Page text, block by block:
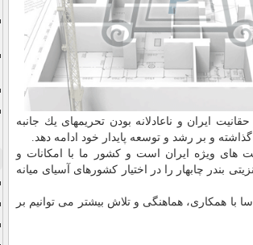
ایران و ناعادلانه بودن تحریمهای یك جانبه
و بر رشد و توسعه پایدار خود ادامه دهد.
نشان دهنده ظرفیت های ویژه ایران است و كشور ما با امكانات و
بندر چابهار را در اختیار كشورهای آسیای میانه
با همكاری، هماهنگی و تلاش بیشتر می توانیم بر